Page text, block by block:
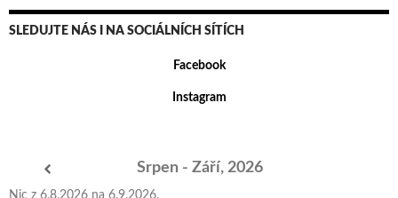
SLEDUJTE NÁS I NA SOCIÁLNÍCH SÍTÍCH
Facebook
Instagram
Srpen - Září, 2026
Nic z 6.8.2026 na 6.9.2026.